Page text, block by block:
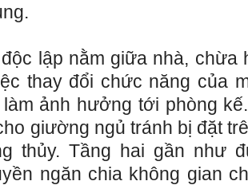
lập nằm giữa nhà, chừa
thay đổi chức năng của
làm ảnh hưởng tới phòng
giường ngủ tránh bị đặt
thủy. Tầng hai gần như
ngăn chia không gian